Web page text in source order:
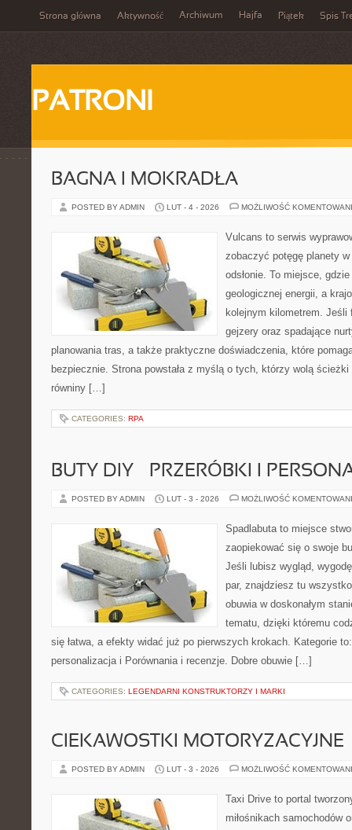
Strona główna Aktywność Archiwum Hajfa Piątek Spis
PATRONI
BAGNA I MOKRADŁA
POSTED BY ADMIN LUT - 4 - 2026 MOŻLIWOŚĆ
Vulcans to serwis
zobaczyć potęgę planety
odsłonie. To miejsce,
geologicznej energii, a
kolejnym kilometrem. Jeśli
gejzery oraz spadające
planowania tras, a także praktyczne doświadczenia, które
bezpiecznie. Strona powstała z myślą o tych, którzy wolą
równiny […]
CATEGORIES: RPA
BUTY DIY – PRZERÓBKI I
POSTED BY ADMIN LUT - 3 - 2026 MOŻLIWOŚĆ
Spadlabuta to miejsce
zaopiekować się o swoje
Jeśli lubisz wygląd,
par, znajdziesz tu
obuwia w doskonałym
tematu, dzięki któremu
się łatwa, a efekty widać już po pierwszych krokach. Kategorie
personalizacja i Porównania i recenzje. Dobre obuwie […]
CATEGORIES: LEGENDARNI KONSTRUKTORZY I MARKI
CIEKAWOSTKI MOTORYZACYJNE
POSTED BY ADMIN LUT - 3 - 2026 MOŻLIWOŚĆ
Taxi Drive to portal
miłośnikach samochodów